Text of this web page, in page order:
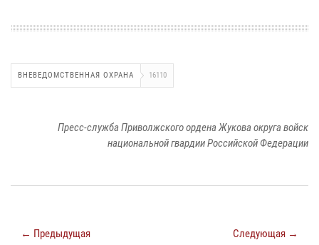
ВНЕВЕДОМСТВЕННАЯ ОХРАНА 16110
Пресс-служба Приволжского ордена Жукова округа войск
национальной гвардии Российской Федерации
← Предыдущая Следующая →